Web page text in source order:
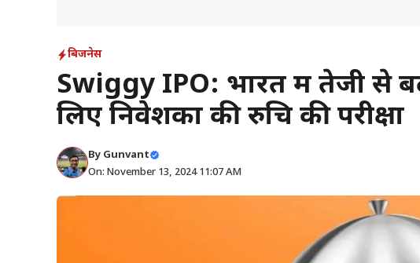
बिजनेस
Swiggy IPO: भारत में तेजी से
लिए निवेशकों की रुचि की परीक्षा
By Gunvant
On: November 13, 2024 11:07 AM